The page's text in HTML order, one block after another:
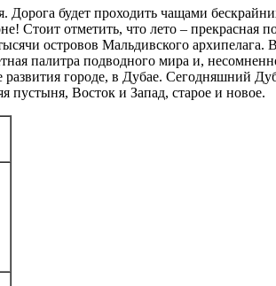
будет проходить чащами
Стоит отметить, что лето – прекрасная
островов Мальдивского
палитра подводного мира и,
городе, в Дубае. Сегодняшний
пустыня, Восток и Запад, старое и новое.